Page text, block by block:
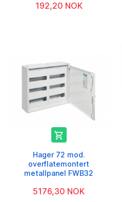
192,20 NOK

Hager 72 mod.
overflatemontert
metallpanel FWB32
5176,30 NOK